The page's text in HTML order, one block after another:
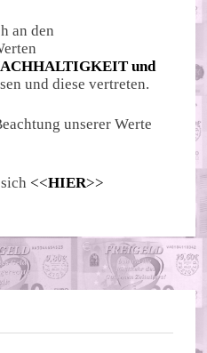
an den
und
und diese vertreten.
unserer Werte
<<HIER>>